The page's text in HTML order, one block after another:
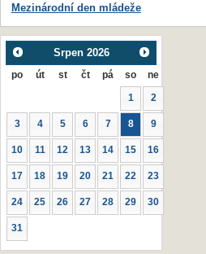
Mezinárodní den mládeže
Srpen 2026
po út st čt pá so ne
1 2
3 4 5 6 7 8 9
10 11 12 13 14 15 16
17 18 19 20 21 22 23
24 25 26 27 28 29 30
31